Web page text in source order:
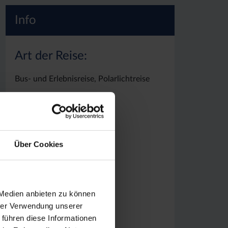
Über Cookies
anbieten zu können
Verwendung unserer
diese Informationen
Info
Art der Reise:
Bus- und Erlebnisreise, Polarlichtreise
Reisezeit:
8 Reisetage